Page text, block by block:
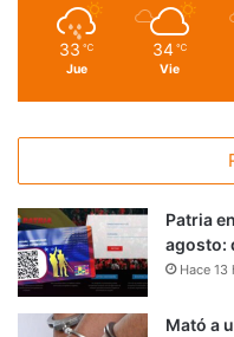
33 ℃
Jue
34 ℃
Vie
Patria
agosto:
Hace 13
Mató a